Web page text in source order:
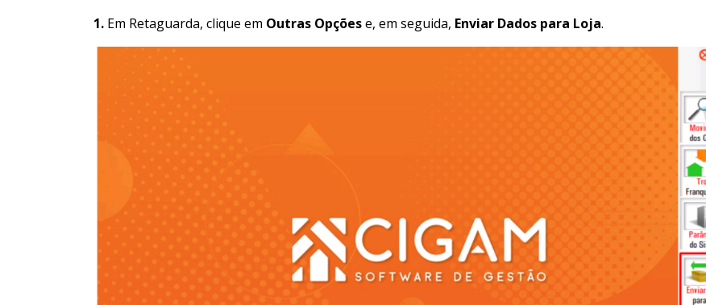
1. Em Retaguarda, clique em Outras Opçõese, em seguida, Enviar Dados para Loja.